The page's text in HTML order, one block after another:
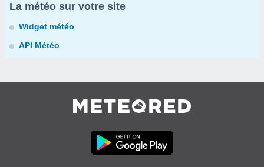
La météo sur votre site
Widget météo
API Météo